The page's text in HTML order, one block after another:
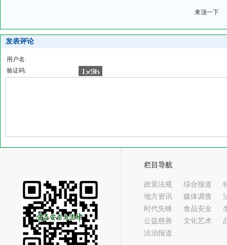
来顶一下
发表评论
用户名:
验证码:
栏目导航
政策法规 综合报道
地方资讯
媒体调查
时代先锋
食品安全
公益慈善
文化艺术
法治报道